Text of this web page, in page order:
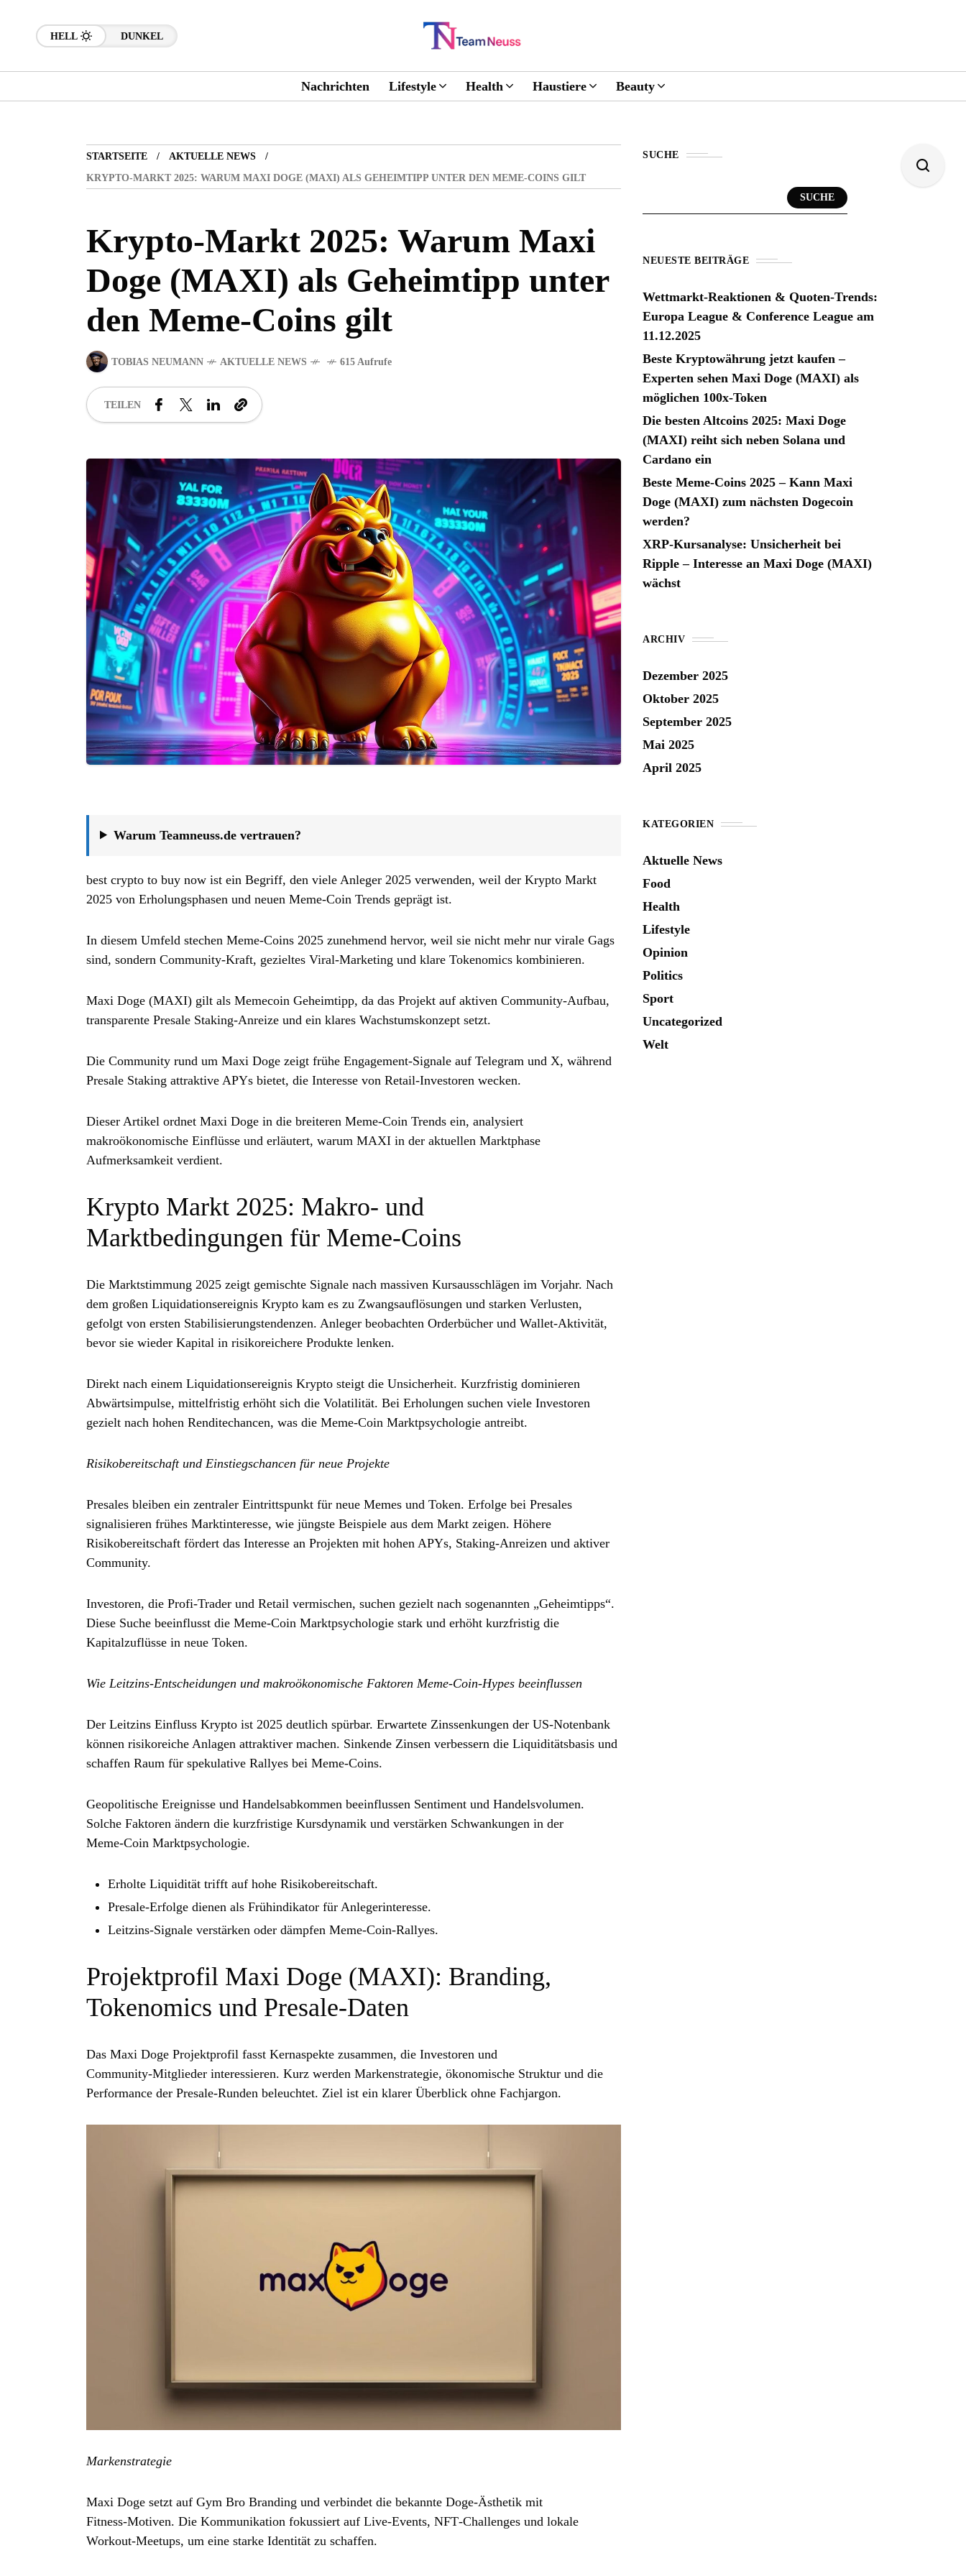
HELL DUNKEL
Nachrichten Lifestyle Health Haustiere Beauty
STARTSEITE
AKTUELLE NEWS
KRYPTO-MARKT 2025: WARUM MAXI DOGE (MAXI) ALS GEHEIMTIPP UNTER DEN MEME-COINS GILT
Krypto-Markt 2025: Warum Maxi
Doge (MAXI) als Geheimtipp unter
den Meme-Coins gilt
TOBIAS NEUMANN AKTUELLE NEWS 615 Aufrufe
TEILEN
Warum Teamneuss.de vertrauen?
best crypto to buy now ist ein Begriff, den viele Anleger 2025 verwenden, weil der Krypto Markt
2025 von Erholungsphasen und neuen Meme‑Coin Trends geprägt ist.
In diesem Umfeld stechen Meme-Coins 2025 zunehmend hervor, weil sie nicht mehr nur virale Gags
sind, sondern Community‑Kraft, gezieltes Viral‑Marketing und klare Tokenomics kombinieren.
Maxi Doge (MAXI) gilt als Memecoin Geheimtipp, da das Projekt auf aktiven Community‑Aufbau,
transparente Presale Staking‑Anreize und ein klares Wachstumskonzept setzt.
Die Community rund um Maxi Doge zeigt frühe Engagement‑Signale auf Telegram und X, während
Presale Staking attraktive APYs bietet, die Interesse von Retail‑Investoren wecken.
Dieser Artikel ordnet Maxi Doge in die breiteren Meme‑Coin Trends ein, analysiert
makroökonomische Einflüsse und erläutert, warum MAXI in der aktuellen Marktphase
Aufmerksamkeit verdient.
Krypto Markt 2025: Makro‑ und
Marktbedingungen für Meme‑Coins
Die Marktstimmung 2025 zeigt gemischte Signale nach massiven Kursausschlägen im Vorjahr. Nach
dem großen Liquidationsereignis Krypto kam es zu Zwangsauflösungen und starken Verlusten,
gefolgt von ersten Stabilisierungstendenzen. Anleger beobachten Orderbücher und Wallet‑Aktivität,
bevor sie wieder Kapital in risikoreichere Produkte lenken.
Direkt nach einem Liquidationsereignis Krypto steigt die Unsicherheit. Kurzfristig dominieren
Abwärtsimpulse, mittelfristig erhöht sich die Volatilität. Bei Erholungen suchen viele Investoren
gezielt nach hohen Renditechancen, was die Meme‑Coin Marktpsychologie antreibt.
Risikobereitschaft und Einstiegschancen für neue Projekte
Presales bleiben ein zentraler Eintrittspunkt für neue Memes und Token. Erfolge bei Presales
signalisieren frühes Marktinteresse, wie jüngste Beispiele aus dem Markt zeigen. Höhere
Risikobereitschaft fördert das Interesse an Projekten mit hohen APYs, Staking‑Anreizen und aktiver
Community.
Investoren, die Profi‑Trader und Retail vermischen, suchen gezielt nach sogenannten „Geheimtipps“.
Diese Suche beeinflusst die Meme‑Coin Marktpsychologie stark und erhöht kurzfristig die
Kapitalzuflüsse in neue Token.
Wie Leitzins‑Entscheidungen und makroökonomische Faktoren Meme‑Coin‑Hypes beeinflussen
Der Leitzins Einfluss Krypto ist 2025 deutlich spürbar. Erwartete Zinssenkungen der US‑Notenbank
können risikoreiche Anlagen attraktiver machen. Sinkende Zinsen verbessern die Liquiditätsbasis und
schaffen Raum für spekulative Rallyes bei Meme‑Coins.
Geopolitische Ereignisse und Handelsabkommen beeinflussen Sentiment und Handelsvolumen.
Solche Faktoren ändern die kurzfristige Kursdynamik und verstärken Schwankungen in der
Meme‑Coin Marktpsychologie.
Erholte Liquidität trifft auf hohe Risikobereitschaft.
Presale‑Erfolge dienen als Frühindikator für Anlegerinteresse.
Leitzins‑Signale verstärken oder dämpfen Meme‑Coin‑Rallyes.
Projektprofil Maxi Doge (MAXI): Branding,
Tokenomics und Presale‑Daten
Das Maxi Doge Projektprofil fasst Kernaspekte zusammen, die Investoren und
Community‑Mitglieder interessieren. Kurz werden Markenstrategie, ökonomische Struktur und die
Performance der Presale‑Runden beleuchtet. Ziel ist ein klarer Überblick ohne Fachjargon.
Markenstrategie
Maxi Doge setzt auf Gym Bro Branding und verbindet die bekannte Doge‑Ästhetik mit
Fitness‑Motiven. Die Kommunikation fokussiert auf Live‑Events, NFT‑Challenges und lokale
Workout‑Meetups, um eine starke Identität zu schaffen.
SUCHE
SUCHE
NEUESTE BEITRÄGE
Wettmarkt-Reaktionen & Quoten-Trends:
Europa League & Conference League am
11.12.2025
Beste Kryptowährung jetzt kaufen –
Experten sehen Maxi Doge (MAXI) als
möglichen 100x-Token
Die besten Altcoins 2025: Maxi Doge
(MAXI) reiht sich neben Solana und
Cardano ein
Beste Meme-Coins 2025 – Kann Maxi
Doge (MAXI) zum nächsten Dogecoin
werden?
XRP-Kursanalyse: Unsicherheit bei
Ripple – Interesse an Maxi Doge (MAXI)
wächst
ARCHIV
Dezember 2025
Oktober 2025
September 2025
Mai 2025
April 2025
KATEGORIEN
Aktuelle News
Food
Health
Lifestyle
Opinion
Politics
Sport
Uncategorized
Welt